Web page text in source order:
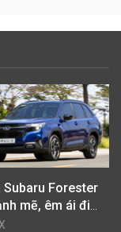
Forester
mẽ, êm ái đi
ADAS hoàn